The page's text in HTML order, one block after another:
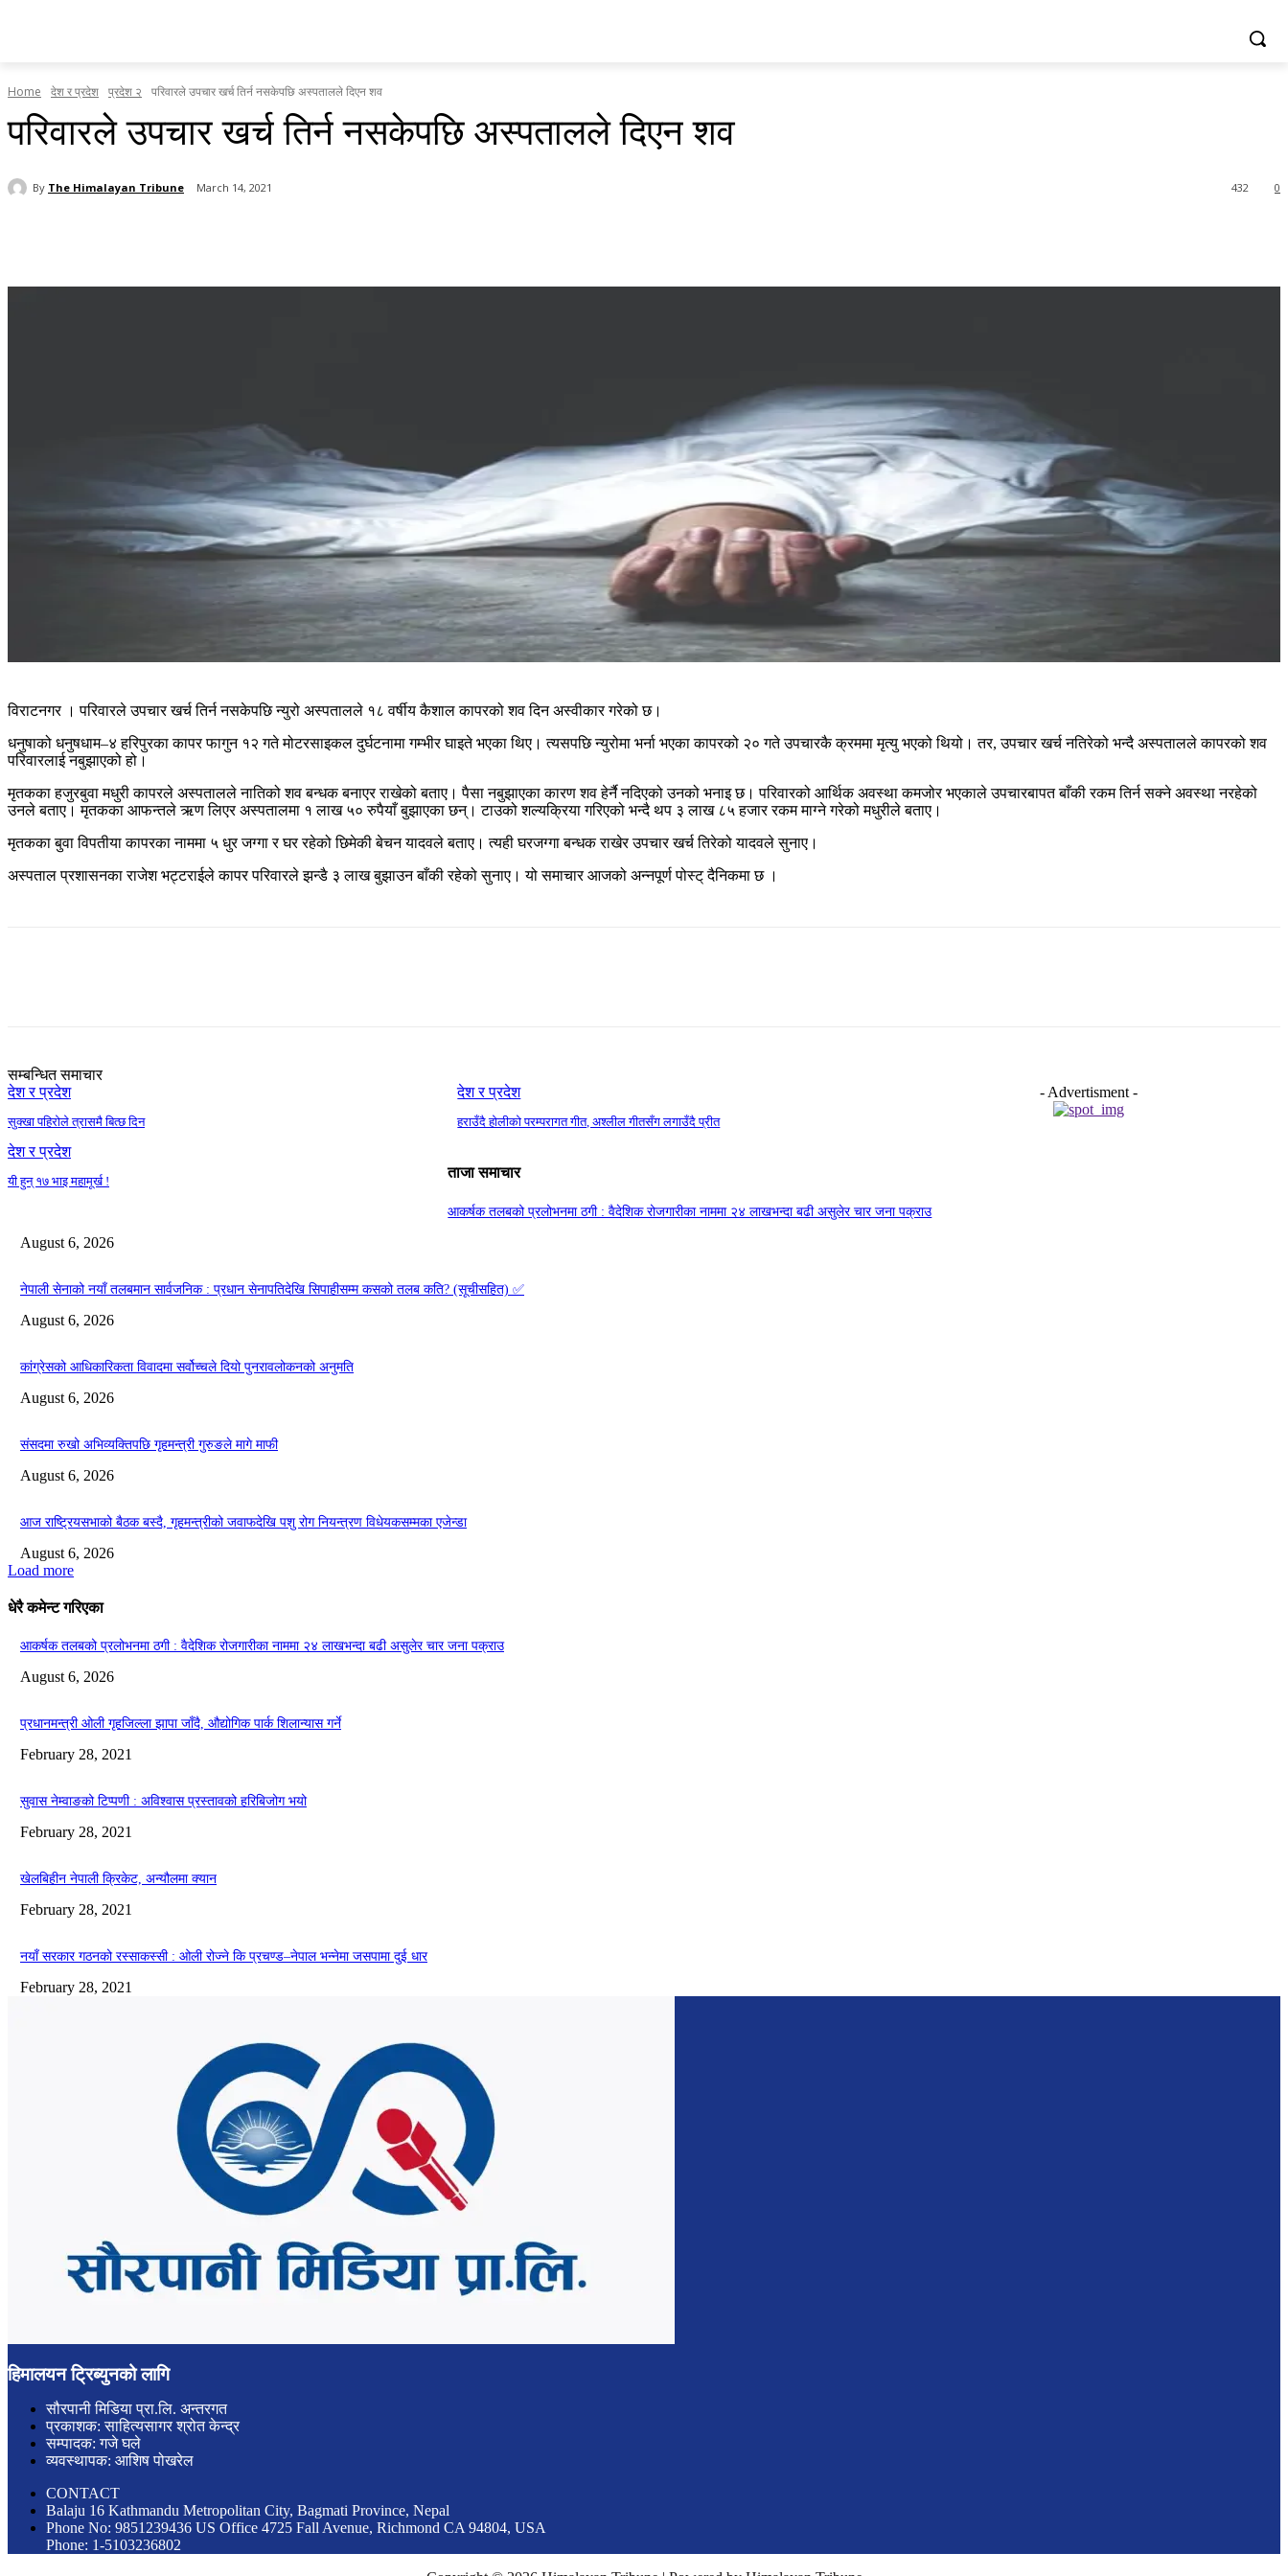
Home देश र प्रदेश प्रदेश २ परिवारले उपचार खर्च तिर्न नसकेपछि अस्पतालले दिएन शव
परिवारले उपचार खर्च तिर्न नसकेपछि अस्पतालले दिएन शव
By The Himalayan Tribune March 14, 2021 0
432
विराटनगर । परिवारले उपचार खर्च तिर्न नसकेपछि न्युरो अस्पतालले १८ वर्षीय कैशाल कापरको शव दिन अस्वीकार गरेको छ।
धनुषाको धनुषधाम–४ हरिपुरका कापर फागुन १२ गते मोटरसाइकल दुर्घटनामा गम्भीर घाइते भएका थिए। त्यसपछि न्युरोमा भर्ना भएका कापरको २० गते उपचारकै क्रममा मृत्यु भएको थियो। तर, उपचार खर्च नतिरेको भन्दै अस्पतालले कापरको शव
परिवारलाई नबुझाएको हो।
मृतकका हजुरबुवा मधुरी कापरले अस्पतालले नातिको शव बन्धक बनाएर राखेको बताए। पैसा नबुझाएका कारण शव हेर्नै नदिएको उनको भनाइ छ। परिवारको आर्थिक अवस्था कमजोर भएकाले उपचारबापत बाँकी रकम तिर्न सक्ने अवस्था नरहेको
उनले बताए। मृतकका आफन्तले ऋण लिएर अस्पतालमा १ लाख ५० रुपैयाँ बुझाएका छन्। टाउको शल्यक्रिया गरिएको भन्दै थप ३ लाख ८५ हजार रकम माग्ने गरेको मधुरीले बताए।
मृतकका बुवा विपतीया कापरका नाममा ५ धुर जग्गा र घर रहेको छिमेकी बेचन यादवले बताए। त्यही घरजग्गा बन्धक राखेर उपचार खर्च तिरेको यादवले सुनाए।
अस्पताल प्रशासनका राजेश भट्टराईले कापर परिवारले झन्डै ३ लाख बुझाउन बाँकी रहेको सुनाए। यो समाचार आजको अन्नपूर्ण पोस्ट् दैनिकमा छ ।
सम्बन्धित समाचार
देश र प्रदेश
सुक्खा पहिरोले त्रासमै बित्छ दिन
देश र प्रदेश
हराउँदै होलीको परम्परागत गीत, अश्लील गीतसँग लगाउँदै प्रीत
देश र प्रदेश
यी हुन् १७ भाइ महामूर्ख !
- Advertisment -
ताजा समाचार
आकर्षक तलबको प्रलोभनमा ठगी : वैदेशिक रोजगारीका नाममा २४ लाखभन्दा बढी असुलेर चार जना पक्राउ
August 6, 2026
नेपाली सेनाको नयाँ तलबमान सार्वजनिक : प्रधान सेनापतिदेखि सिपाहीसम्म कसको तलब कति? (सूचीसहित) ✅
August 6, 2026
कांग्रेसको आधिकारिकता विवादमा सर्वोच्चले दियो पुनरावलोकनको अनुमति
August 6, 2026
संसदमा रुखो अभिव्यक्तिपछि गृहमन्त्री गुरुङले मागे माफी
August 6, 2026
आज राष्ट्रियसभाको बैठक बस्दै, गृहमन्त्रीको जवाफदेखि पशु रोग नियन्त्रण विधेयकसम्मका एजेन्डा
August 6, 2026
Load more
धेरै कमेन्ट गरिएका
आकर्षक तलबको प्रलोभनमा ठगी : वैदेशिक रोजगारीका नाममा २४ लाखभन्दा बढी असुलेर चार जना पक्राउ
August 6, 2026
प्रधानमन्त्री ओली गृहजिल्ला झापा जाँदै, औद्योगिक पार्क शिलान्यास गर्ने
February 28, 2021
सुवास नेम्वाङको टिप्पणी : अविश्वास प्रस्तावको हरिबिजोग भयो
February 28, 2021
खेलबिहीन नेपाली क्रिकेट, अन्यौलमा क्यान
February 28, 2021
नयाँ सरकार गठनको रस्साकस्सी : ओली रोज्ने कि प्रचण्ड–नेपाल भन्नेमा जसपामा दुई धार
February 28, 2021
हिमालयन ट्रिब्युनको लागि
सौरपानी मिडिया प्रा.लि. अन्तरगत
प्रकाशक: साहित्यसागर श्रोत केन्द्र
सम्पादक: गजे घले
व्यवस्थापक: आशिष पोखरेल
CONTACT
Balaju 16 Kathmandu Metropolitan City, Bagmati Province, Nepal
Phone No: 9851239436 US Office 4725 Fall Avenue, Richmond CA 94804, USA
Phone: 1-5103236802